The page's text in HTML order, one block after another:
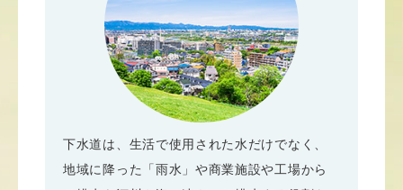
下水道は、生活で使用された水だけでなく、
地域に降った「雨水」や商業施設や工場から